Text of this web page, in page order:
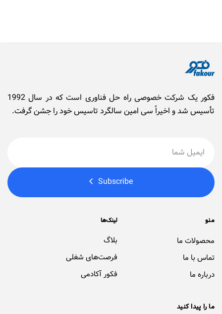
فکور یک شرکت خصوصی راه حل فناوری است که در سال 1992
تأسیس شد و اخیراً سی امین سالگرد تاسیس خود را جشن گرفت.
Subscribe
منو
محصولات ما
تماس با ما
درباره ما
لینک‌ها
بلاگ
فرصت‌های شغلی
فکور آکادمی
ما را پیدا کنید